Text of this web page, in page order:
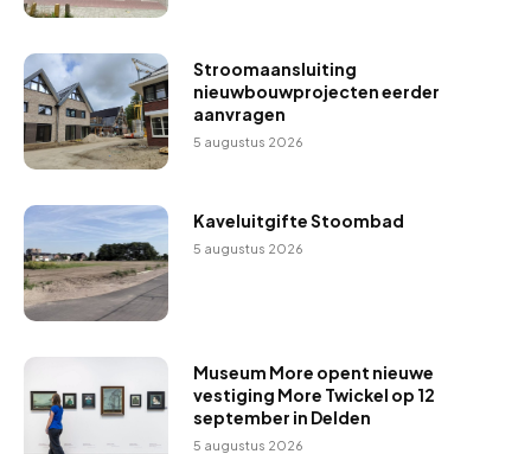
Stroomaansluiting
nieuwbouwprojecten eerder
aanvragen
5 augustus 2026
Kaveluitgifte Stoombad
5 augustus 2026
Museum More opent nieuwe
vestiging More Twickel op 12
september in Delden
5 augustus 2026